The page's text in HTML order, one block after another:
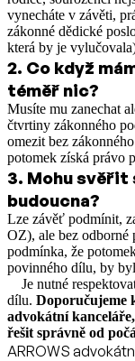
vynecháte v závěti,
zákonné dědické
která by je
2. Co když
téměř nic?
Musíte mu zanechat
čtvrtiny zákonného
omezit bez
potomek získá právo
3. Mohu svěřit
budoucna?
Lze závěť podmínit,
OZ), ale bez odborné
podmínka, že
povinného dílu, by
Je nutné
dílu. Doporučujeme
advokátní
řešit správně od
ARROWS